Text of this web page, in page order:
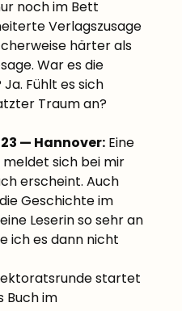
noch im Bett
Verlagszusage
härter als
War es die
Fühlt es sich
Traum an?
— Hannover: Eine
sich bei mir
erscheint. Auch
Geschichte im
Leserin so sehr an
ich es dann nicht
startet
Buch im